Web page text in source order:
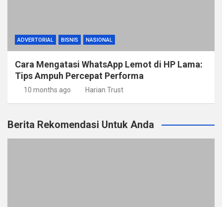
ADVERTORIAL BISNIS NASIONAL
Cara Mengatasi WhatsApp Lemot di HP Lama:
Tips Ampuh Percepat Performa
10 months ago Harian Trust
Berita Rekomendasi Untuk Anda